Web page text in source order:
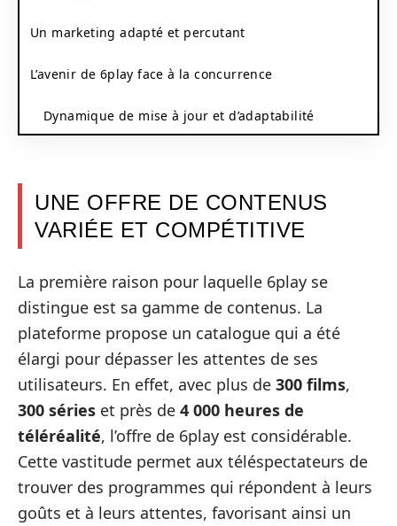
Un marketing adapté et percutant
L’avenir de 6play face à la concurrence
Dynamique de mise à jour et d’adaptabilité
UNE OFFRE DE CONTENUS
VARIÉE ET COMPÉTITIVE
La première raison pour laquelle 6play se
distingue est sa gamme de contenus. La
plateforme propose un catalogue qui a été
élargi pour dépasser les attentes de ses
utilisateurs. En effet, avec plus de 300 films,
300 séries et près de 4 000 heures de
téléréalité, l’offre de 6play est considérable.
Cette vastitude permet aux téléspectateurs de
trouver des programmes qui répondent à leurs
goûts et à leurs attentes, favorisant ainsi un